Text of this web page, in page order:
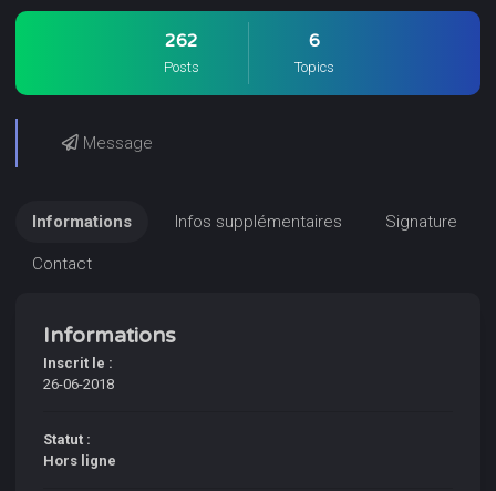
262
Posts
6
Topics
Message
Informations Infos supplémentaires Signature
Contact
Informations
Inscrit le :
26-06-2018
Statut :
Hors ligne